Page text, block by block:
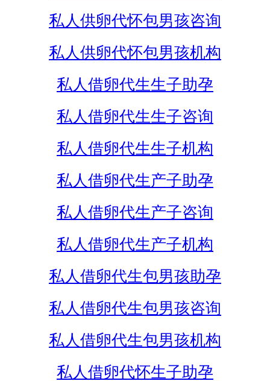
私人供卵代怀包男孩咨询
私人供卵代怀包男孩机构
私人借卵代生生子助孕
私人借卵代生生子咨询
私人借卵代生生子机构
私人借卵代生产子助孕
私人借卵代生产子咨询
私人借卵代生产子机构
私人借卵代生包男孩助孕
私人借卵代生包男孩咨询
私人借卵代生包男孩机构
私人借卵代怀生子助孕